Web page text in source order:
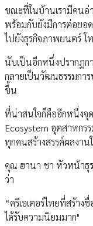
ขณะที่ในบ้านเรามีคนอ่
พร้อมกับยังมีการต่อยอ
ไปยังธุรกิจภาพยนตร์
นับเป็นอีกหนึ่งปรากฏก
กลายเป็นวัฒนธรรมกา
ขึ้น
ที่น่าสนใจก็คืออีกหนึ่งจุ
Ecosystem อุตสาหกร
ทุกคนสร้างสรรค์ผลงาน
คุณ ฮานา ชา หัวหน้าธุร
ว่า
“ครีเอเตอร์ไทยที่สร้าง
ได้รับความนิยมมาก"